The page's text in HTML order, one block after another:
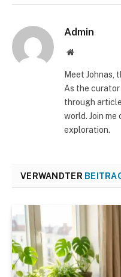
Admin
Website
Meet Johnas,
As the
through
world. Join me
exploration.
VERWANDTER